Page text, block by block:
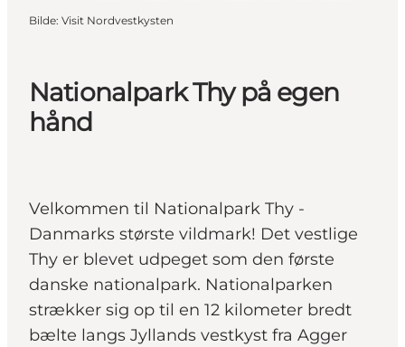
Nationalpark Thy på egen
hånd
Velkommen til Nationalpark Thy -
Danmarks største vildmark! Det vestlige
Thy er blevet udpeget som den første
danske nationalpark. Nationalparken
strækker sig op til en 12 kilometer bredt
bælte langs Jyllands vestkyst fra Agger
Bilde: Visit Nordvestkysten